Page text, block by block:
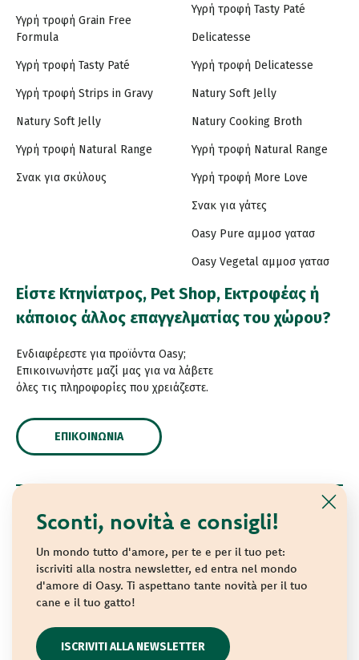
Sconti, novità e consigli!
Un mondo tutto d'amore, per te e per il tuo pet:
iscriviti alla nostra newsletter, ed entra nel mondo
d'amore di Oasy. Ti aspettano tante novità per il tuo
cane e il tuo gatto!
ISCRIVITI ALLA NEWSLETTER
Υγρή τροφή Grain Free
Formula
Υγρή τροφή Tasty Paté
Υγρή τροφή Strips in Gravy
Natury Soft Jelly
Υγρή τροφή Natural Range
Σνακ για σκύλους
Υγρή τροφή Tasty Paté
Delicatesse
Υγρή τροφή Delicatesse
Natury Soft Jelly
Natury Cooking Broth
Υγρή τροφή Natural Range
Υγρή τροφή More Love
Σνακ για γάτες
Oasy Pure αμμοσ γατασ
Oasy Vegetal αμμοσ γατασ
Είστε Κτηνίατρος, Pet Shop, Εκτροφέας ή
κάποιος άλλος επαγγελματίας του χώρου?
Ενδιαφέρεστε για προϊόντα Oasy;
Επικοινωνήστε μαζί μας για να λάβετε
όλες τις πληροφορίες που χρειάζεστε.
ΕΠΙΚΟΙΝΩΝΊΑ
© 2021 Oasy. Με επιφύλαξη κάθε νόμιμου δικαιώματος.
Wonderfood S.p.A. Strada dei Censiti, 2 - 47891 Repubblica
di San Marino - C.o.E. SM 04018
Privacy policy-Cookie policy-Sitemap
websolute